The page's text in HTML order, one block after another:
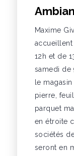
Maxime
12h et de
samedi de
le
pierre,
parquet
en étroite
sociétés
seront en